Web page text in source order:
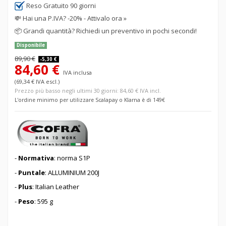
Reso Gratuito 90 giorni
💸Hai una P.IVA? -20% - Attivalo ora »
📦 Grandi quantità? Richiedi un preventivo in pochi secondi!
Disponibile
89,90 € -5,30 €
84,60 € IVA inclusa
(69,34 € IVA escl.)
Prezzo più basso negli ultimi 30 giorni: 84,60 € IVA incl.
L'ordine minimo per utilizzare Scalapay o Klarna è di 149€
- Normativa: norma S1P
- Puntale: ALLUMINIUM 200J
- Plus: Italian Leather
- Peso: 595 g